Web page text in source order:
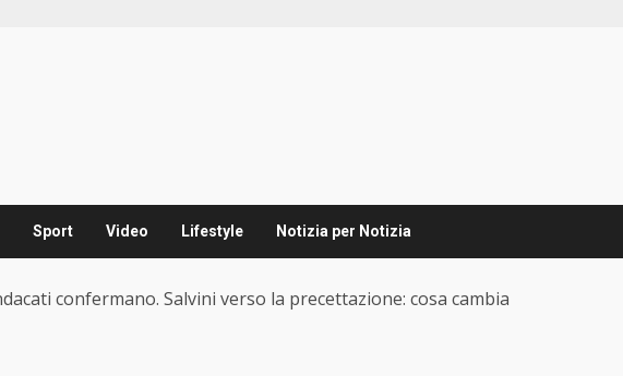
Sport Video Lifestyle Notizia per Notizia
confermano. Salvini verso la precettazione: cosa cambia